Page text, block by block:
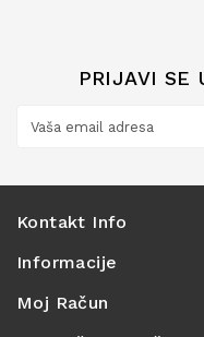
PRIJAVI SE
Kontakt Info
Informacije
Moj Račun